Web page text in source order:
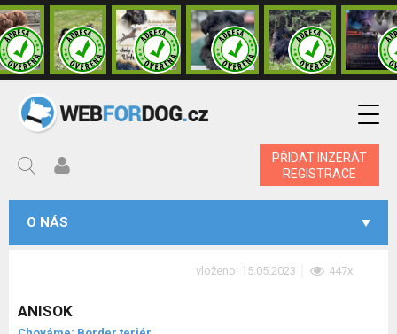
PŘIDAT INZERÁT
REGISTRACE
O NÁS
vloženo: 15.05.2023 447x
ANISOK